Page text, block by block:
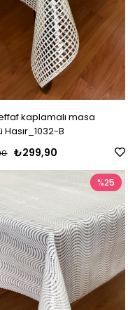
kaplamalı masa
Hasır_1032-B
₺299,90
%25